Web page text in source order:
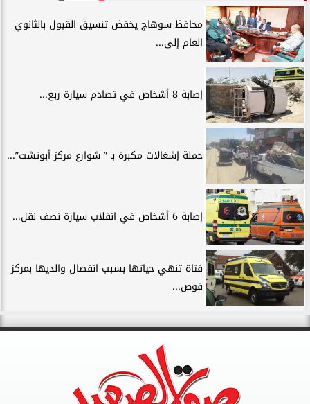
محافظ سوهاج يخفض تنسيق القبول بالثانوي
العام إلى...
إصابة 8 أشخاص في تصادم سيارة ربع...
حملة إشغالات مكبرة بـ ” شوارع مركز أبوتشت”...
إصابة 6 أشخاص في انقلاب سيارة نصف نقل...
فتاة تنهي حياتها بسبب انفصال والديها بمركز
قوص...